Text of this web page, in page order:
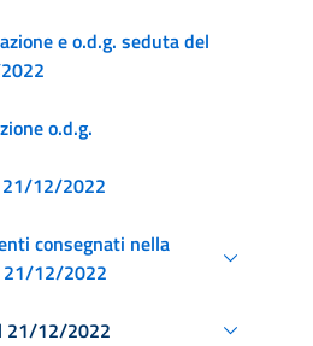
e o.d.g. seduta del
o.d.g.
21/12/2022
consegnati nella
21/12/2022
21/12/2022